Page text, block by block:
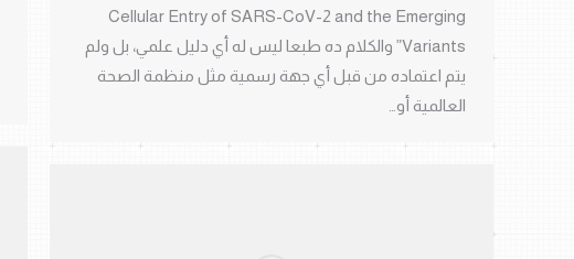
Cellular Entry of SARS-CoV-2 and the Emerging
Variants” والكلام ده طبعا ليس له أي دليل علمي، بل ولم
يتم اعتماده من قبل أي جهة رسمية مثل منظمة الصحة
العالمية أو…